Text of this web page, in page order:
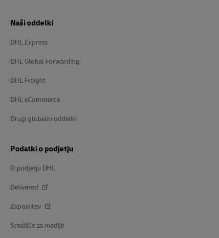
Naši oddelki
DHL Express
DHL Global Forwarding
DHL Freight
DHL eCommerce
Drugi globalni oddelki
Podatki o podjetju
O podjetju DHL
Delivered
Zaposlitev
Središče za medije